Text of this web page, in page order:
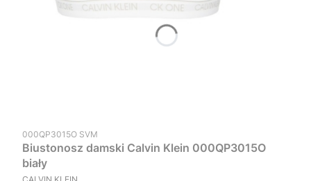
Kod produktu
000QP3015O SVM
Biustonosz damski Calvin Klein 000QP3015O
biały
PRODUCENT